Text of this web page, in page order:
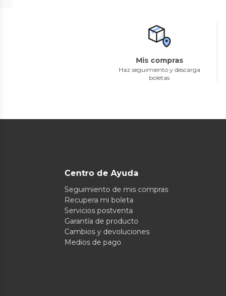
Mis compras
Haz seguimiento y descarga
boletas
Centro de Ayuda
Seguimiento de mis compras
Recupera mi boleta
Servicios postventa
Garantía de producto
Cambios y devoluciones
Medios de pago